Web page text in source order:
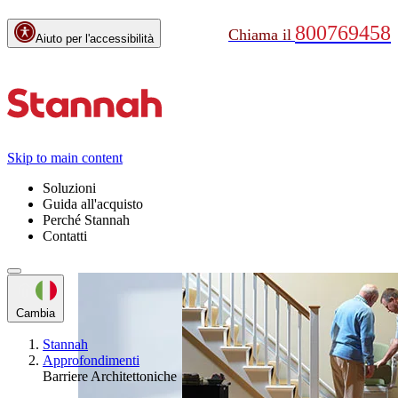
Aiuto per l'accessibilità Chiama il 800769458
Skip to main content
Soluzioni
Guida all'acquisto
Perché Stannah
Contatti
Piattaforme
elevatrici
Servoscala a
piattaforma
Cambia
Stannah
Approfondimenti
Barriere Architettoniche